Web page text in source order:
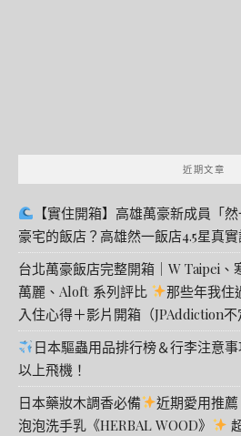
近期文章
【實住開箱】高雄萬豪新成員「
豪宅的飯店？高雄然一飯店4.5星真實
台北萬豪飯店完整開箱｜W Taipei
萬麗、Aloft 系列評比
那些年我住
入住心得＋影片開箱（JPAddiction不
日本驅蟲用品排行榜＆行李注意
以上飛機！
日本藥妝木調香必備
近期愛用推
泡泡洗手乳《HERBAL WOOD》